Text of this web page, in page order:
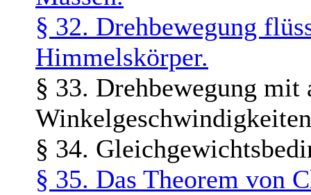
§ 32. Drehbewegung
Himmelskörper.
§ 33. Drehbewegung mit
§ 34.
§ 35. Das Theorem von